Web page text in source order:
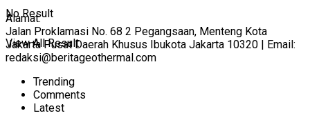
No Result
View All Result
Alamat:
Jalan Proklamasi No. 68 2 Pegangsaan, Menteng Kota
Jakarta Pusat Daerah Khusus Ibukota Jakarta 10320 | Email:
redaksi@beritageothermal.com
Trending
Comments
Latest